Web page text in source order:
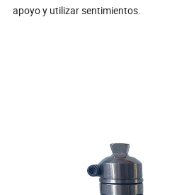
apoyo y utilizar sentimientos.